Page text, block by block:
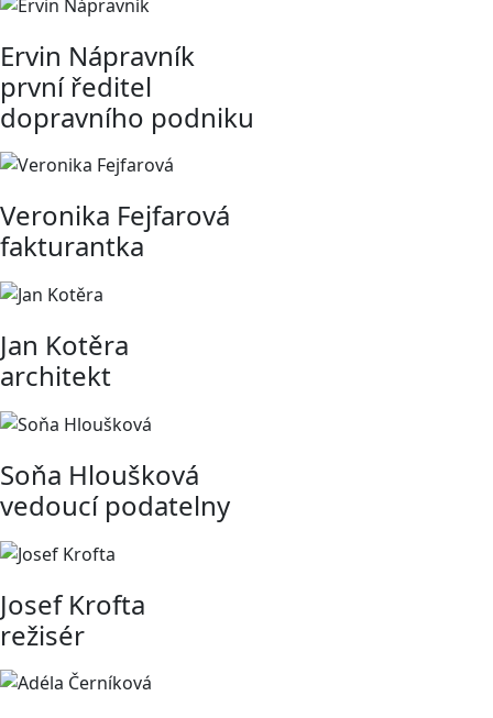
Ervin Nápravník
první ředitel
dopravního podniku
Veronika Fejfarová
fakturantka
Jan Kotěra
architekt
Soňa Hloušková
vedoucí podatelny
Josef Krofta
režisér